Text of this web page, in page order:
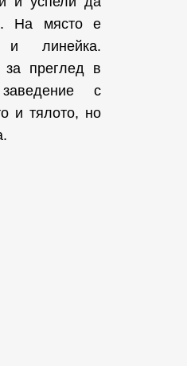
На място е
и линейка.
за преглед в
с
и тялото, но